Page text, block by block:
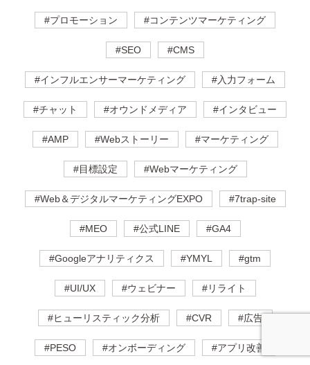
#プロモーション #コンテンツマーケティング
#SEO #CMS
#インフルエンサーマーケティング #入力フォーム
#チャット #オウンドメディア #インタビュー
#AMP #Webストーリー #マーケティング
#目標設定 #Webマーケティング
#Web＆デジタルマーケティングEXPO #7trap-site
#MEO #公式LINE #GA4
#Googleアナリティクス #YMYL #gtm
#UI/UX #ウェビナー #リライト
#ヒューリスティック分析 #CVR #広告
#PESO #オンボーディング #アプリ改善